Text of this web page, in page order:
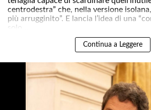
centrodestra” che, nella versione
più arrugginito”. E lancia l’idea di una
solo ..
Continua a Leggere